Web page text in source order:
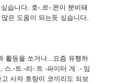
습니다. 호-.르-.몬이 분비돼
은 도움이 되는듯 싶습니다.
활등을 쏘거나...요즘 유행하
스.-트.-리-.트 -파이터 게 .- 임
사자 호랑이 코끼리도 되보